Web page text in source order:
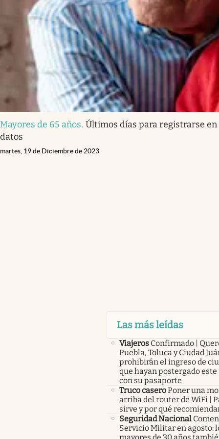
Mayores de 65 años. Últimos días para registrarse
datos
martes, 19 de Diciembre de 2023
Las más leídas
Viajeros Confirmado |
Puebla, Toluca y Ciudad
prohibirán el ingreso de
que hayan postergado
con su pasaporte
Truco caseroPoner una
arriba del router de WiFi |
sirve y por qué
Seguridad Nacional
Servicio Militar en agosto: